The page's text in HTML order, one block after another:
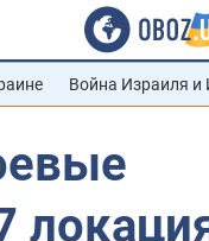
Война Израиля и